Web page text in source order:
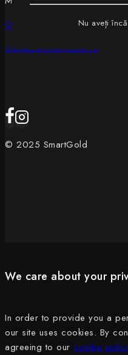
0750405940
contact@SmartGold.ro
© 2025 SmartGold
We care about your
In order to provide you a
our site uses cookies. By
agreeing to our cookie
Nu aveți